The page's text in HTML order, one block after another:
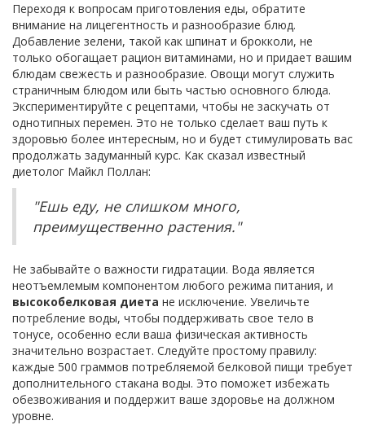
Переходя к вопросам приготовления еды, обратите
внимание на лицегентность и разнообразие блюд.
Добавление зелени, такой как шпинат и брокколи, не
только обогащает рацион витаминами, но и придает вашим
блюдам свежесть и разнообразие. Овощи могут служить
страничным блюдом или быть частью основного блюда.
Экспериментируйте с рецептами, чтобы не заскучать от
однотипных перемен. Это не только сделает ваш путь к
здоровью более интересным, но и будет стимулировать вас
продолжать задуманный курс. Как сказал известный
диетолог Майкл Поллан:
"Ешь еду, не слишком много,
преимущественно растения."
Не забывайте о важности гидратации. Вода является
неотъемлемым компонентом любого режима питания, и
высокобелковая диета не исключение. Увеличьте
потребление воды, чтобы поддерживать свое тело в
тонусе, особенно если ваша физическая активность
значительно возрастает. Следуйте простому правилу:
каждые 500 граммов потребляемой белковой пищи требует
дополнительного стакана воды. Это поможет избежать
обезвоживания и поддержит ваше здоровье на должном
уровне.